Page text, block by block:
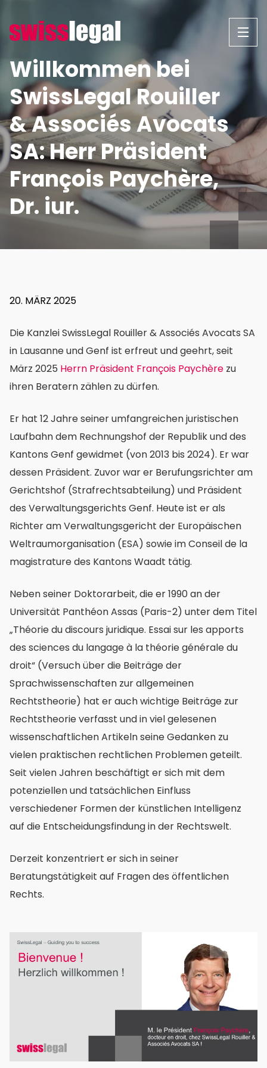
Inhalt
springen
Willkommen bei
SwissLegal Rouiller
& Associés Avocats
SA: Herr Präsident
François Paychère,
Dr. iur.
20. MÄRZ 2025
bei
SwissLegal
Rouiller
&
Associés
Avocats
Präsident
François
Dr.
iur.
Die Kanzlei SwissLegal Rouiller & Associés Avocats SA
in Lausanne und Genf ist erfreut und geehrt, seit
März 2025 Herrn Präsident François Paychère zu
ihren Beratern zählen zu dürfen.
Er hat 12 Jahre seiner umfangreichen juristischen
Laufbahn dem Rechnungshof der Republik und des
Kantons Genf gewidmet (von 2013 bis 2024). Er war
dessen Präsident. Zuvor war er Berufungsrichter am
Gerichtshof (Strafrechtsabteilung) und Präsident
des Verwaltungsgerichts Genf. Heute ist er als
Richter am Verwaltungsgericht der Europäischen
Weltraumorganisation (ESA) sowie im Conseil de la
magistrature des Kantons Waadt tätig.
Neben seiner Doktorarbeit, die er 1990 an der
Universität Panthéon Assas (Paris-2) unter dem Titel
„Théorie du discours juridique. Essai sur les apports
des sciences du langage à la théorie générale du
droit“ (Versuch über die Beiträge der
Sprachwissenschaften zur allgemeinen
Rechtstheorie) hat er auch wichtige Beiträge zur
Rechtstheorie verfasst und in viel gelesenen
wissenschaftlichen Artikeln seine Gedanken zu
vielen praktischen rechtlichen Problemen geteilt.
Seit vielen Jahren beschäftigt er sich mit dem
potenziellen und tatsächlichen Einfluss
verschiedener Formen der künstlichen Intelligenz
auf die Entscheidungsfindung in der Rechtswelt.
Derzeit konzentriert er sich in seiner
Beratungstätigkeit auf Fragen des öffentlichen
Rechts.
images